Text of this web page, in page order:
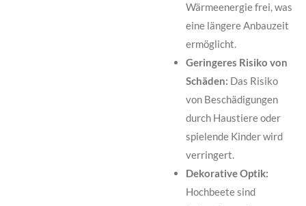
Wärmeenergie frei, was
eine längere Anbauzeit
ermöglicht.
Geringeres Risiko von
Schäden: Das Risiko
von Beschädigungen
durch Haustiere oder
spielende Kinder wird
verringert.
Dekorative Optik:
Hochbeete sind